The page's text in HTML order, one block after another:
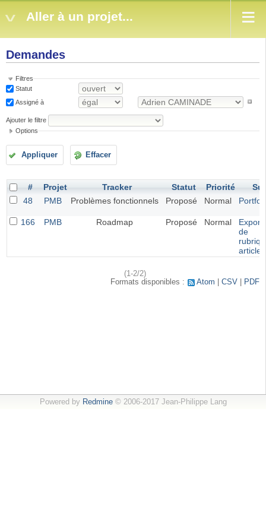
Aller à un projet...
Demandes
Filtres
Statut
Assigné à
Ajouter le filtre
Options
Appliquer Effacer
# Projet Tracker Statut Priorité
48
PMB Problèmes fonctionnels Proposé Normal
166 PMB Roadmap Proposé Normal
de
article
(1-2/2)
Formats disponibles :
Atom CSV PDF
Powered by Redmine© 2006-2017 Jean-Philippe Lang